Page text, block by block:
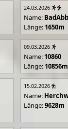
24.03.2026
Name:
Länge: 1650m
09.03.2026
Name: 10860
Länge: 10856m
15.02.2026
Name:
Länge:9628m